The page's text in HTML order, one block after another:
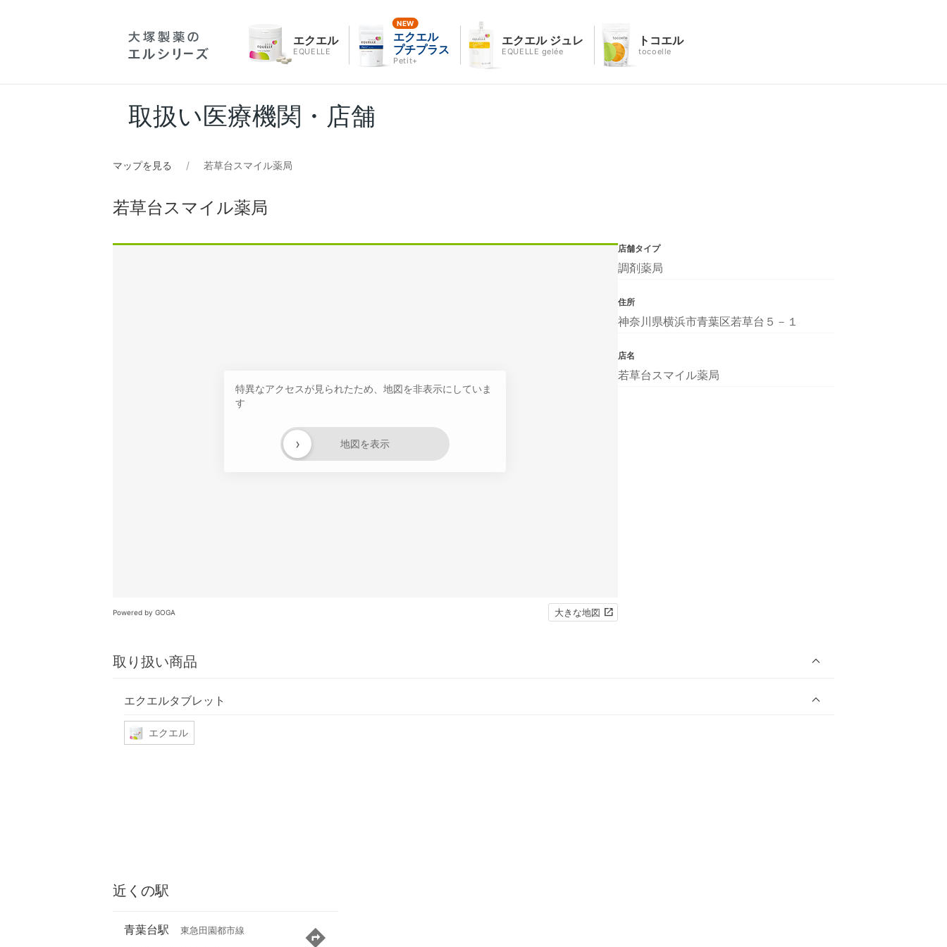
エクエル
EQUELLE
エクエル
プチプラス
Petit+
エクエル ジュレ
EQUELLE gelée
トコエル
tocoelle
取扱い医療機関・店舗
マップを見る 若草台スマイル薬局
若草台スマイル薬局
特異なアクセスが見られたため、地図を非表示にしていま
す
地図を表示
›
Powered by GOGA 大きな地図
取り扱い商品
エクエルタブレット
エクエル
店舗タイプ
調剤薬局
住所
神奈川県横浜市青葉区若草台５－１
店名
若草台スマイル薬局
近くの駅
青葉台駅 東急田園都市線